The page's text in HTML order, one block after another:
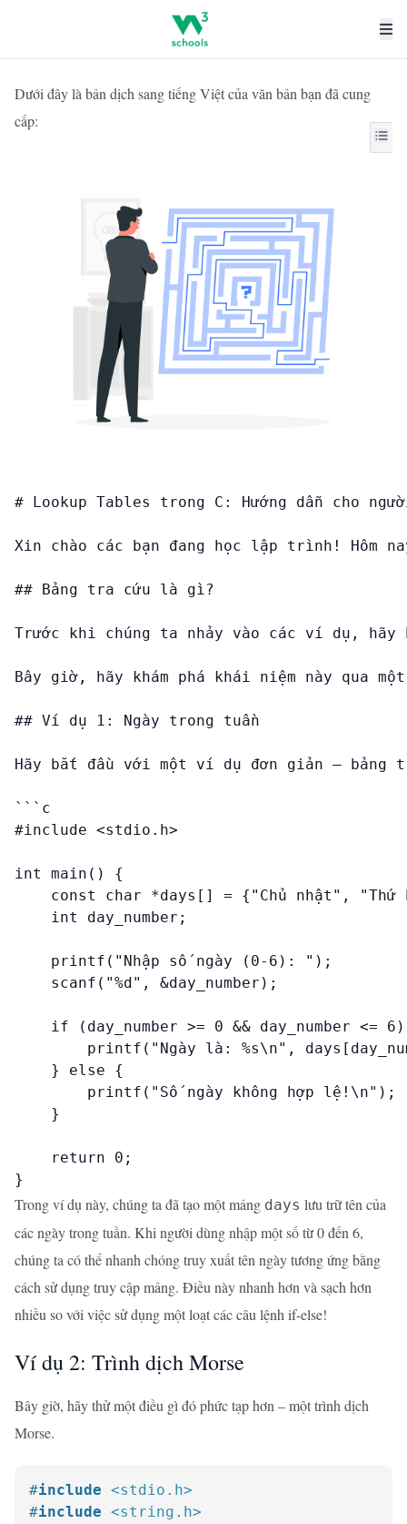
Dưới đây là bản dịch sang tiếng Việt của văn bản bạn đã cung
cấp:
# Lookup Tables trong C: Hướng dẫn cho
Xin chào các bạn đang học lập trình! Hôm
## Bảng tra cứu là gì?
Trước khi chúng ta nhảy vào các ví dụ,
Bây giờ, hãy khám phá khái niệm này qua
## Ví dụ 1: Ngày trong tuần
Hãy bắt đầu với một ví dụ đơn giản – bảng
```c
#include <stdio.h>
int main() {
const char *days[] = {"Chủ nhật",
    int day_number;
    printf("Nhập số ngày (0-6): ");
    scanf("%d", &day_number);
if (day_number >= 0 && day_number <=
printf("Ngày là: %s\n",
    } else {
        printf("Số ngày không hợp lệ!\n");
    }
    return 0;
}
Trong ví dụ này, chúng ta đã tạo một mảng days lưu trữ tên của
các ngày trong tuần. Khi người dùng nhập một số từ 0 đến 6,
chúng ta có thể nhanh chóng truy xuất tên ngày tương ứng bằng
cách sử dụng truy cập mảng. Điều này nhanh hơn và sạch hơn
nhiều so với việc sử dụng một loạt các câu lệnh if-else!
Ví dụ 2: Trình dịch Morse
Bây giờ, hãy thử một điều gì đó phức tạp hơn – một trình dịch
Morse.
#include <stdio.h>
#include <string.h>